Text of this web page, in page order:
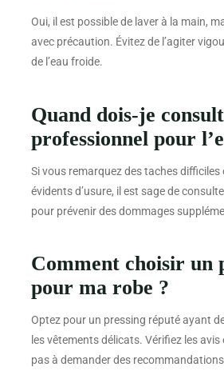
Oui, il est possible de laver à la main,
avec précaution. Évitez de l’agiter
de l’eau froide.
Quand dois-je
professionnel pour
Si vous remarquez des taches difficiles
évidents d’usure, il est sage de
pour prévenir des dommages
Comment choisir un
pour ma robe ?
Optez pour un pressing réputé ayant
les vêtements délicats. Vérifiez les avis
pas à demander des